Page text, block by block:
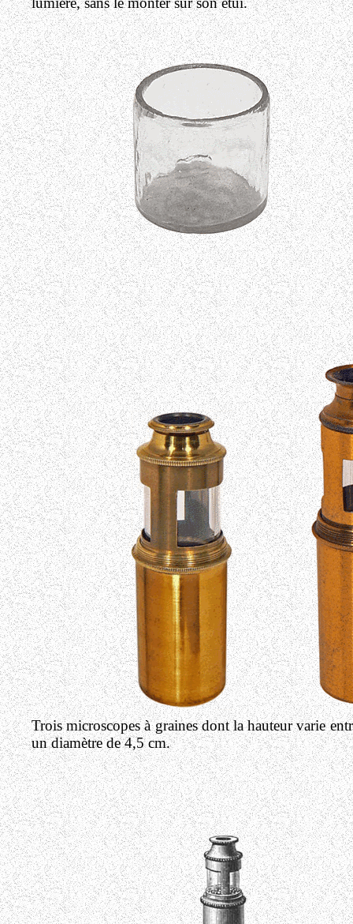
Trois microscopes à graines dont la hauteur varie
un diamètre de 4,5 cm.